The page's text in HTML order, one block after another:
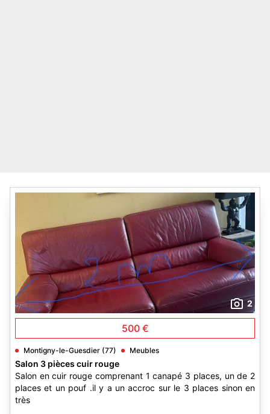
2
500 €
Montigny-le-Guesdier (77) Meubles
Salon 3 pièces cuir rouge
Salon en cuir rouge comprenant 1 canapé 3 places, un de 2
places et un pouf .il y a un accroc sur le 3 places sinon en
très